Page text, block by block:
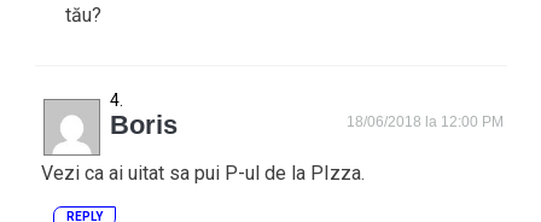
tău?
Boris 18/06/2018 la 12:00 PM
Vezi ca ai uitat sa pui P-ul de la PIzza.
REPLY